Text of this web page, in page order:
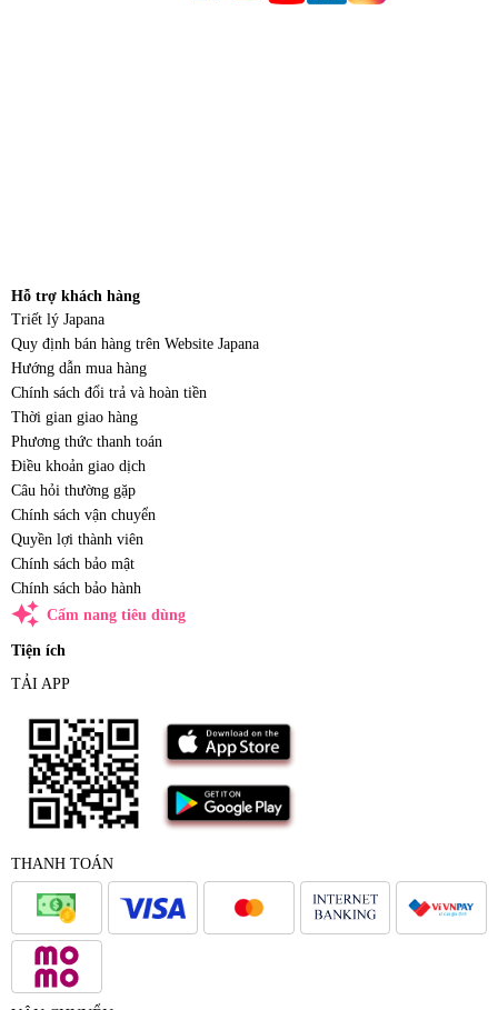
Hỗ trợ khách hàng
Triết lý Japana
Quy định bán hàng trên Website Japana
Hướng dẫn mua hàng
Chính sách đổi trả và hoàn tiền
Thời gian giao hàng
Phương thức thanh toán
Điều khoản giao dịch
Câu hỏi thường gặp
Chính sách vận chuyển
Quyền lợi thành viên
Chính sách bảo mật
Chính sách bảo hành
auto_awesome Cẩm nang tiêu dùng
Tiện ích
TẢI APP
THANH TOÁN